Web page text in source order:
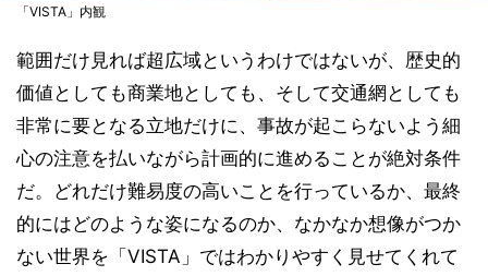
「VISTA」内観
範囲だけ見れば超広域というわけではないが、歴史的
価値としても商業地としても、そして交通網としても
非常に要となる立地だけに、事故が起こらないよう細
心の注意を払いながら計画的に進めることが絶対条件
だ。どれだけ難易度の高いことを行っているか、最終
的にはどのような姿になるのか、なかなか想像がつか
ない世界を「VISTA」ではわかりやすく見せてくれて